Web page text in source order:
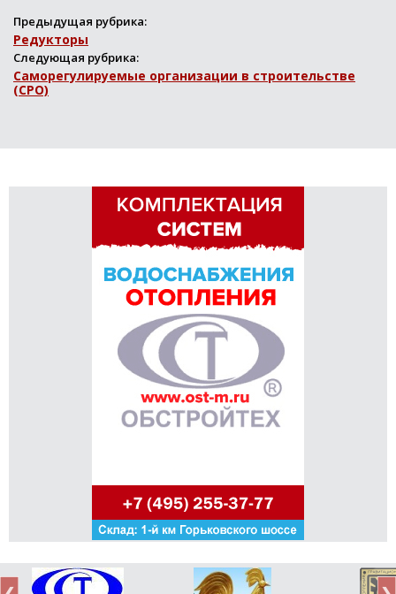
Предыдущая рубрика:
Редукторы
Следующая рубрика:
Саморегулируемые организации в строительстве
(СРО)